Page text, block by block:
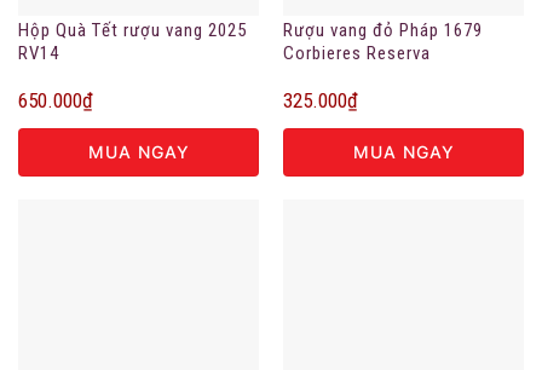
Hộp Quà Tết rượu vang 2025
RV14
650.000₫
MUA NGAY
Rượu vang đỏ Pháp 1679
Corbieres Reserva
325.000₫
MUA NGAY